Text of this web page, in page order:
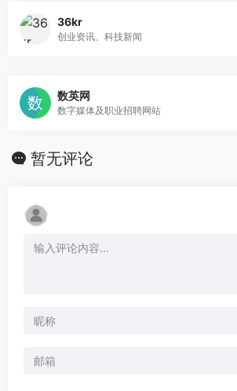
36kr
创业资讯、科技新闻
数英网
数字媒体及职业招聘网站
暂无评论